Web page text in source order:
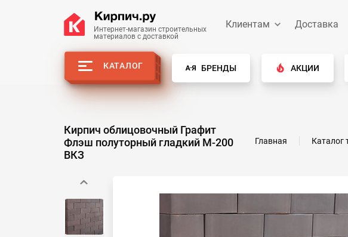
Интернет-магазин строительных
материалов с доставкой
Клиентам Доставка
КАТАЛОГ БРЕНДЫ АКЦИИ
Кирпич облицовочный Графит
Флэш полуторный гладкий М-200
ВКЗ
Главная Каталог